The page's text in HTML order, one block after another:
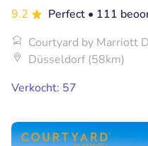
9.2 Perfect • 111
Courtyard by Marriott
Düsseldorf (58km)
Verkocht: 57